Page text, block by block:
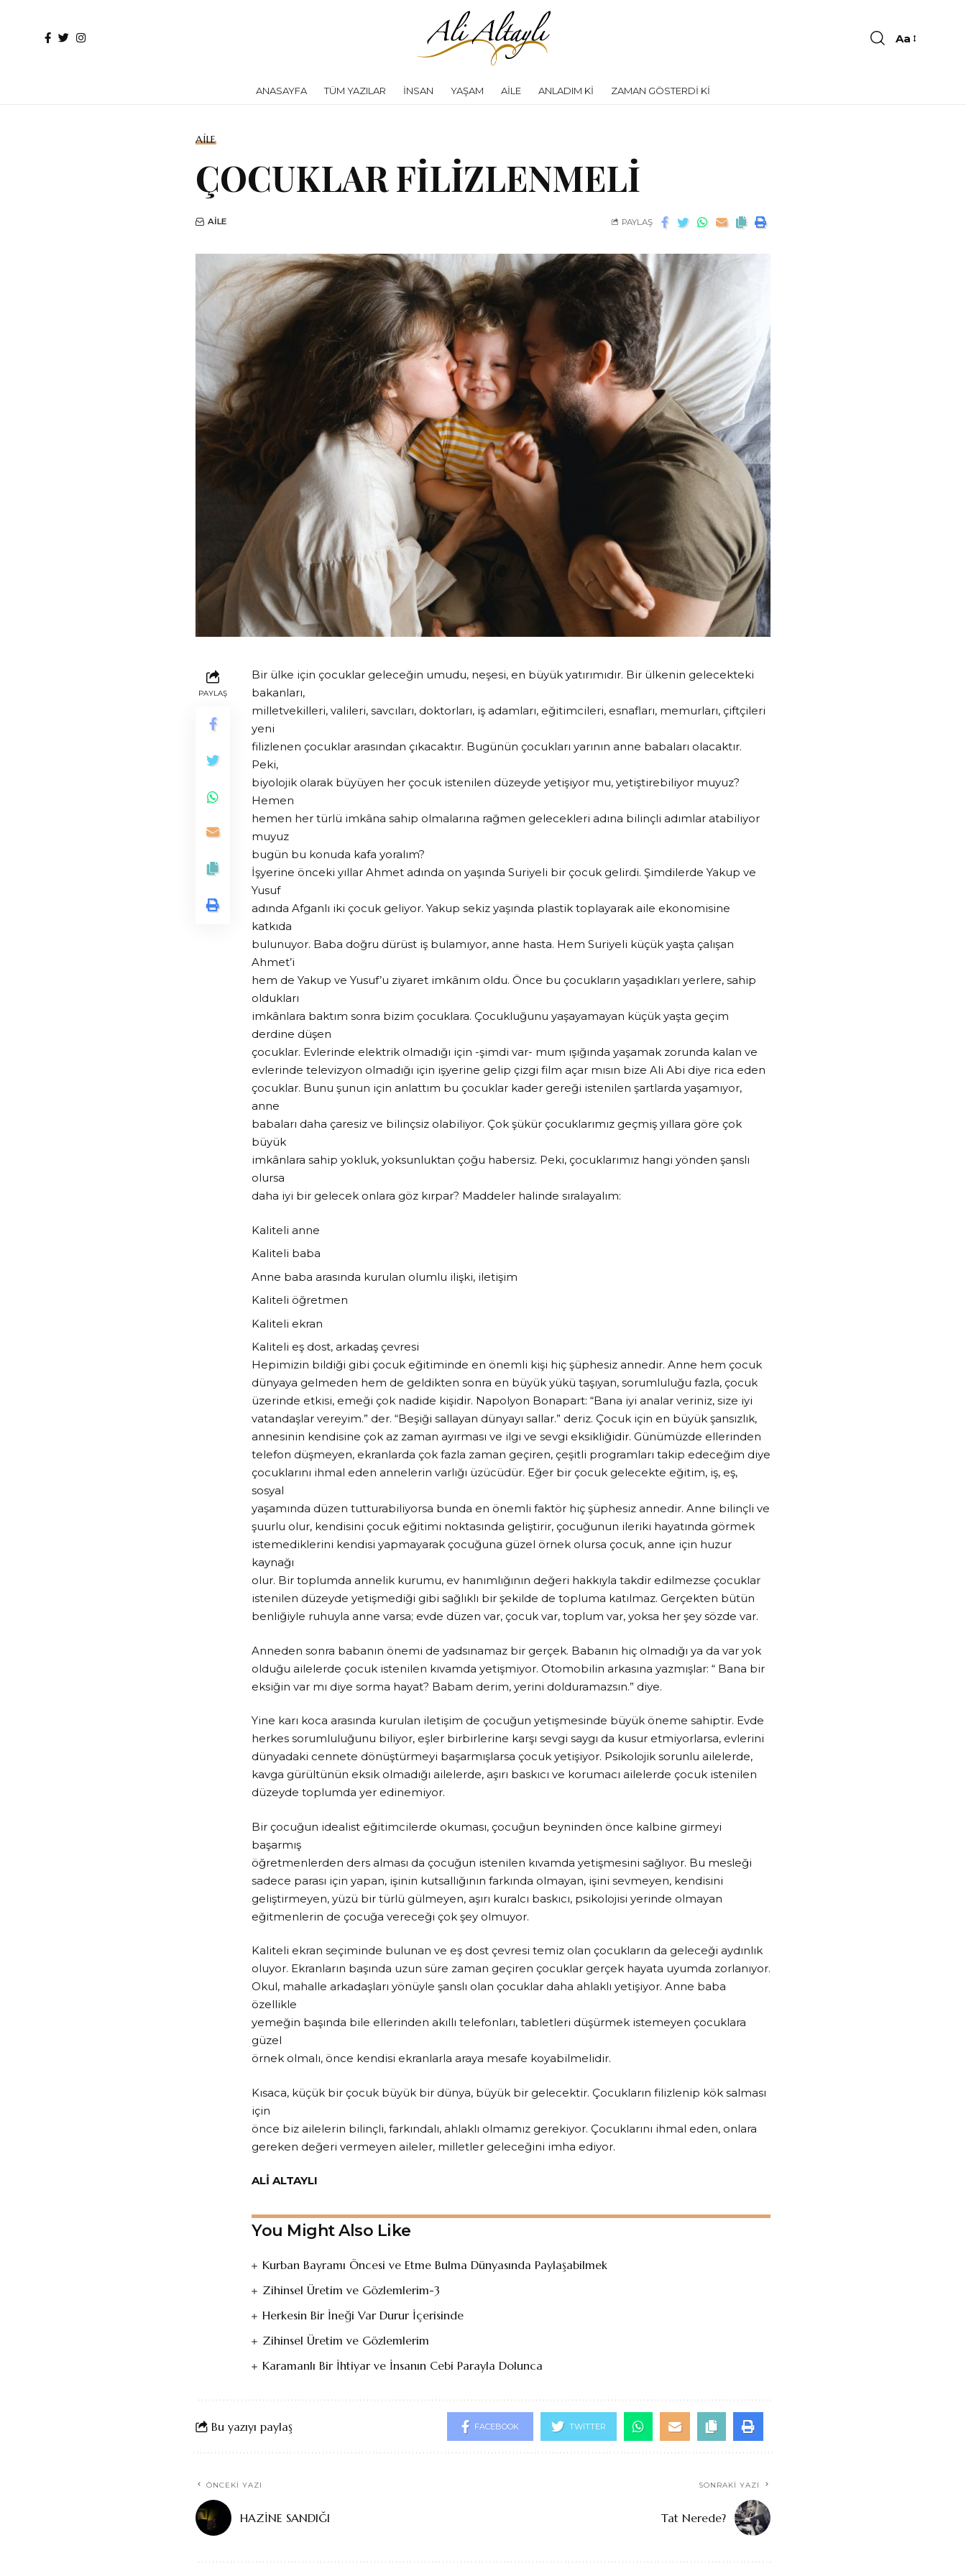
Aa
ANASAYFA TÜM YAZILAR İNSAN YAŞAM AILE ANLADIM KI ZAMAN GÖSTERDI KI
AILE
ÇOCUKLAR FİLİZLENMELİ
AILE PAYLAŞ
PAYLAŞ
Bir ülke için çocuklar geleceğin umudu, neşesi, en büyük yatırımıdır. Bir ülkenin gelecekteki
bakanları,
milletvekilleri, valileri, savcıları, doktorları, iş adamları, eğitimcileri, esnafları, memurları, çiftçileri
yeni
filizlenen çocuklar arasından çıkacaktır. Bugünün çocukları yarının anne babaları olacaktır.
Peki,
biyolojik olarak büyüyen her çocuk istenilen düzeyde yetişiyor mu, yetiştirebiliyor muyuz?
Hemen
hemen her türlü imkâna sahip olmalarına rağmen gelecekleri adına bilinçli adımlar atabiliyor
muyuz
bugün bu konuda kafa yoralım?
İşyerine önceki yıllar Ahmet adında on yaşında Suriyeli bir çocuk gelirdi. Şimdilerde Yakup ve
Yusuf
adında Afganlı iki çocuk geliyor. Yakup sekiz yaşında plastik toplayarak aile ekonomisine
katkıda
bulunuyor. Baba doğru dürüst iş bulamıyor, anne hasta. Hem Suriyeli küçük yaşta çalışan
Ahmet’i
hem de Yakup ve Yusuf’u ziyaret imkânım oldu. Önce bu çocukların yaşadıkları yerlere, sahip
oldukları
imkânlara baktım sonra bizim çocuklara. Çocukluğunu yaşayamayan küçük yaşta geçim
derdine düşen
çocuklar. Evlerinde elektrik olmadığı için -şimdi var- mum ışığında yaşamak zorunda kalan ve
evlerinde televizyon olmadığı için işyerine gelip çizgi film açar mısın bize Ali Abi diye rica eden
çocuklar. Bunu şunun için anlattım bu çocuklar kader gereği istenilen şartlarda yaşamıyor,
anne
babaları daha çaresiz ve bilinçsiz olabiliyor. Çok şükür çocuklarımız geçmiş yıllara göre çok
büyük
imkânlara sahip yokluk, yoksunluktan çoğu habersiz. Peki, çocuklarımız hangi yönden şanslı
olursa
daha iyi bir gelecek onlara göz kırpar? Maddeler halinde sıralayalım:
Kaliteli anne
Kaliteli baba
Anne baba arasında kurulan olumlu ilişki, iletişim
Kaliteli öğretmen
Kaliteli ekran
Kaliteli eş dost, arkadaş çevresi
Hepimizin bildiği gibi çocuk eğitiminde en önemli kişi hiç şüphesiz annedir. Anne hem çocuk
dünyaya gelmeden hem de geldikten sonra en büyük yükü taşıyan, sorumluluğu fazla, çocuk
üzerinde etkisi, emeği çok nadide kişidir. Napolyon Bonapart: “Bana iyi analar veriniz, size iyi
vatandaşlar vereyim.” der. “Beşiği sallayan dünyayı sallar.” deriz. Çocuk için en büyük şansızlık,
annesinin kendisine çok az zaman ayırması ve ilgi ve sevgi eksikliğidir. Günümüzde ellerinden
telefon düşmeyen, ekranlarda çok fazla zaman geçiren, çeşitli programları takip edeceğim diye
çocuklarını ihmal eden annelerin varlığı üzücüdür. Eğer bir çocuk gelecekte eğitim, iş, eş,
sosyal
yaşamında düzen tutturabiliyorsa bunda en önemli faktör hiç şüphesiz annedir. Anne bilinçli ve
şuurlu olur, kendisini çocuk eğitimi noktasında geliştirir, çocuğunun ileriki hayatında görmek
istemediklerini kendisi yapmayarak çocuğuna güzel örnek olursa çocuk, anne için huzur
kaynağı
olur. Bir toplumda annelik kurumu, ev hanımlığının değeri hakkıyla takdir edilmezse çocuklar
istenilen düzeyde yetişmediği gibi sağlıklı bir şekilde de topluma katılmaz. Gerçekten bütün
benliğiyle ruhuyla anne varsa; evde düzen var, çocuk var, toplum var, yoksa her şey sözde var.
Anneden sonra babanın önemi de yadsınamaz bir gerçek. Babanın hiç olmadığı ya da var yok
olduğu ailelerde çocuk istenilen kıvamda yetişmiyor. Otomobilin arkasına yazmışlar: “ Bana bir
eksiğin var mı diye sorma hayat? Babam derim, yerini dolduramazsın.” diye.
Yine karı koca arasında kurulan iletişim de çocuğun yetişmesinde büyük öneme sahiptir. Evde
herkes sorumluluğunu biliyor, eşler birbirlerine karşı sevgi saygı da kusur etmiyorlarsa, evlerini
dünyadaki cennete dönüştürmeyi başarmışlarsa çocuk yetişiyor. Psikolojik sorunlu ailelerde,
kavga gürültünün eksik olmadığı ailelerde, aşırı baskıcı ve korumacı ailelerde çocuk istenilen
düzeyde toplumda yer edinemiyor.
Bir çocuğun idealist eğitimcilerde okuması, çocuğun beyninden önce kalbine girmeyi
başarmış
öğretmenlerden ders alması da çocuğun istenilen kıvamda yetişmesini sağlıyor. Bu mesleği
sadece parası için yapan, işinin kutsallığının farkında olmayan, işini sevmeyen, kendisini
geliştirmeyen, yüzü bir türlü gülmeyen, aşırı kuralcı baskıcı, psikolojisi yerinde olmayan
eğitmenlerin de çocuğa vereceği çok şey olmuyor.
Kaliteli ekran seçiminde bulunan ve eş dost çevresi temiz olan çocukların da geleceği aydınlık
oluyor. Ekranların başında uzun süre zaman geçiren çocuklar gerçek hayata uyumda zorlanıyor.
Okul, mahalle arkadaşları yönüyle şanslı olan çocuklar daha ahlaklı yetişiyor. Anne baba
özellikle
yemeğin başında bile ellerinden akıllı telefonları, tabletleri düşürmek istemeyen çocuklara
güzel
örnek olmalı, önce kendisi ekranlarla araya mesafe koyabilmelidir.
Kısaca, küçük bir çocuk büyük bir dünya, büyük bir gelecektir. Çocukların filizlenip kök salması
için
önce biz ailelerin bilinçli, farkındalı, ahlaklı olmamız gerekiyor. Çocuklarını ihmal eden, onlara
gereken değeri vermeyen aileler, milletler geleceğini imha ediyor.
ALİ ALTAYLI
You Might Also Like
Kurban Bayramı Öncesi ve Etme Bulma Dünyasında Paylaşabilmek
Zihinsel Üretim ve Gözlemlerim-3
Herkesin Bir İneği Var Durur İçerisinde
Zihinsel Üretim ve Gözlemlerim
Karamanlı Bir İhtiyar ve İnsanın Cebi Parayla Dolunca
Bu yazıyı paylaş FACEBOOK TWITTER
ÖNCEKI YAZI
HAZİNE SANDIĞI
SONRAKI YAZI
Tat Nerede?